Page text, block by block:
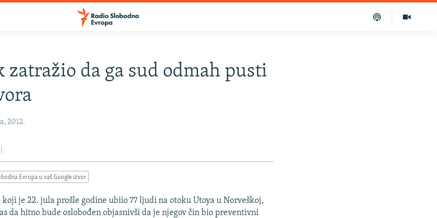
zatražio da ga sud odmah pusti
2012.
Evropa u vaš Google izvor
je 22. jula prošle godine ubiio 77 ljudi na otoku Utoya u Norveškoj,
da hitno bude oslobođen objasnivši da je njegov čin bio preventivni